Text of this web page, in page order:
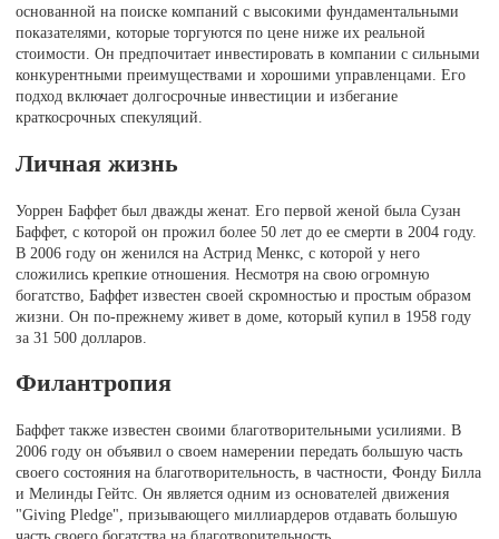
основанной на поиске компаний с высокими фундаментальными
показателями, которые торгуются по цене ниже их реальной
стоимости. Он предпочитает инвестировать в компании с сильными
конкурентными преимуществами и хорошими управленцами. Его
подход включает долгосрочные инвестиции и избегание
краткосрочных спекуляций.
Личная жизнь
Уоррен Баффет был дважды женат. Его первой женой была Сузан
Баффет, с которой он прожил более 50 лет до ее смерти в 2004 году.
В 2006 году он женился на Астрид Менкс, с которой у него
сложились крепкие отношения. Несмотря на свою огромную
богатство, Баффет известен своей скромностью и простым образом
жизни. Он по-прежнему живет в доме, который купил в 1958 году
за 31 500 долларов.
Филантропия
Баффет также известен своими благотворительными усилиями. В
2006 году он объявил о своем намерении передать большую часть
своего состояния на благотворительность, в частности, Фонду Билла
и Мелинды Гейтс. Он является одним из основателей движения
"Giving Pledge", призывающего миллиардеров отдавать большую